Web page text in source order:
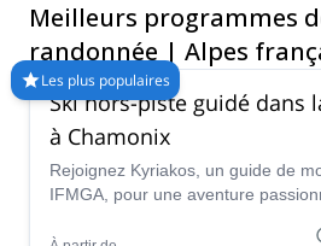
explorer, il n'y a pas de meilleur
cet hiver ! Comparez et réservez un guide certifié pour votre
programme de ski de randonnée
Plus de 1500 guides, plus de 70 pays
programmes différents à choisir.
sélection de ski de randonnée. Les
Meilleurs programmes
randonnée | Alpes
Les plus populaires
Ski hors-piste guidé dans
à Chamonix
Rejoignez Kyriakos, un guide de
IFMGA, pour une aventure